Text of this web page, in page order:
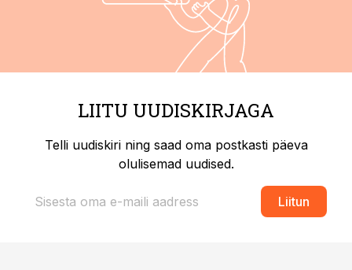
LIITU UUDISKIRJAGA
Telli uudiskiri ning saad oma postkasti päeva
olulisemad uudised.
Liitun